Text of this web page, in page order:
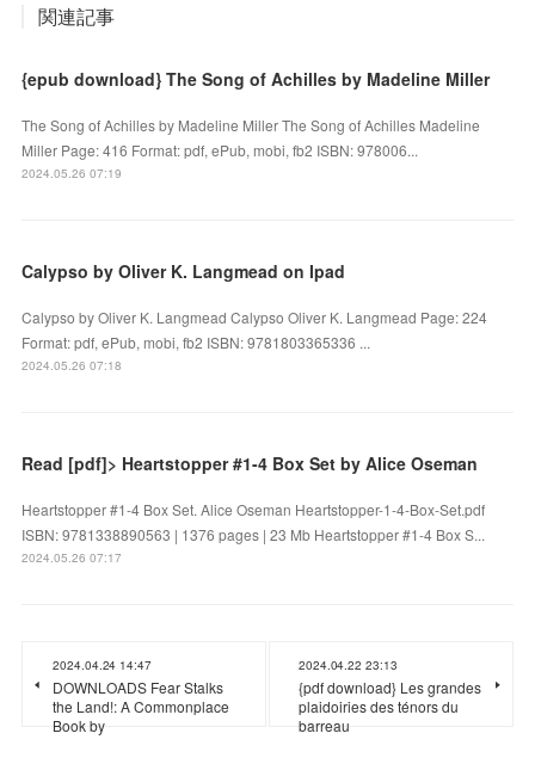
関連記事
{epub download} The Song of Achilles by Madeline Miller
The Song of Achilles by Madeline Miller The Song of Achilles Madeline
Miller Page: 416 Format: pdf, ePub, mobi, fb2 ISBN: 978006...
2024.05.26 07:19
Calypso by Oliver K. Langmead on Ipad
Calypso by Oliver K. Langmead Calypso Oliver K. Langmead Page: 224
Format: pdf, ePub, mobi, fb2 ISBN: 9781803365336 ...
2024.05.26 07:18
Read [pdf]> Heartstopper #1-4 Box Set by Alice Oseman
Heartstopper #1-4 Box Set. Alice Oseman Heartstopper-1-4-Box-Set.pdf
ISBN: 9781338890563 | 1376 pages | 23 Mb Heartstopper #1-4 Box S...
2024.05.26 07:17
2024.04.24 14:47
DOWNLOADS Fear Stalks
the Land!: A Commonplace
Book by
2024.04.22 23:13
{pdf download} Les grandes
plaidoiries des ténors du
barreau